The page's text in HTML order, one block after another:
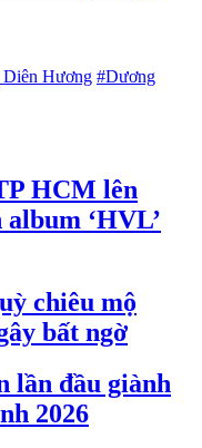
Hương #Dương
HCM lên
‘HVL’
chiêu mộ
bất ngờ
lần đầu giành
2026